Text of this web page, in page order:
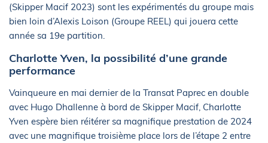
(Skipper Macif 2023) sont les expérimentés du groupe mais
bien loin d’Alexis Loison (Groupe REEL) qui jouera cette
année sa 19e partition.
Charlotte Yven, la possibilité d’une grande
performance
Vainqueure en mai dernier de la Transat Paprec en double
avec Hugo Dhallenne à bord de Skipper Macif, Charlotte
Yven espère bien réitérer sa magnifique prestation de 2024
avec une magnifique troisième place lors de l’étape 2 entre